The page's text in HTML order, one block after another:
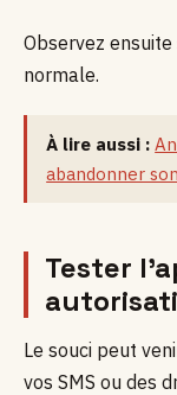
Observez
normale.
À lire aussi :
abandonner
Tester
Le souci peut
vos SMS ou des